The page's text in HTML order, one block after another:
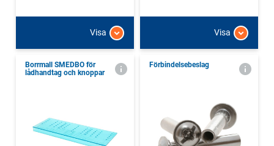
Visa Visa
Borrmall SMEDBO för
lådhandtag och knoppar
Förbindelsebeslag